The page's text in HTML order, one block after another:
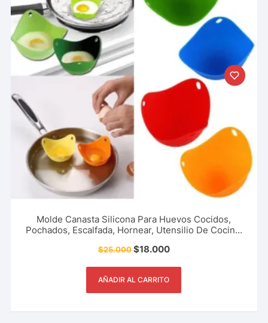
Molde Canasta Silicona Para Huevos Cocidos,
Pochados, Escalfada, Hornear, Utensilio De Cocina,
$25.000$18.000
AÑADIR AL CARRITO